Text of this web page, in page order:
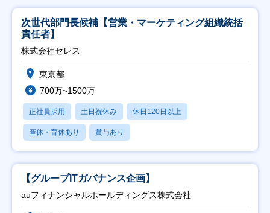
次世代部門長候補【営業・マーケティング組織統括
責任者】
株式会社セレス
東京都
700万~1500万
正社員採用 土日祝休み 休日120日以上
産休・育休あり 賞与あり
【グループITガバナンス企画】
auフィナンシャルホールディングス株式会社